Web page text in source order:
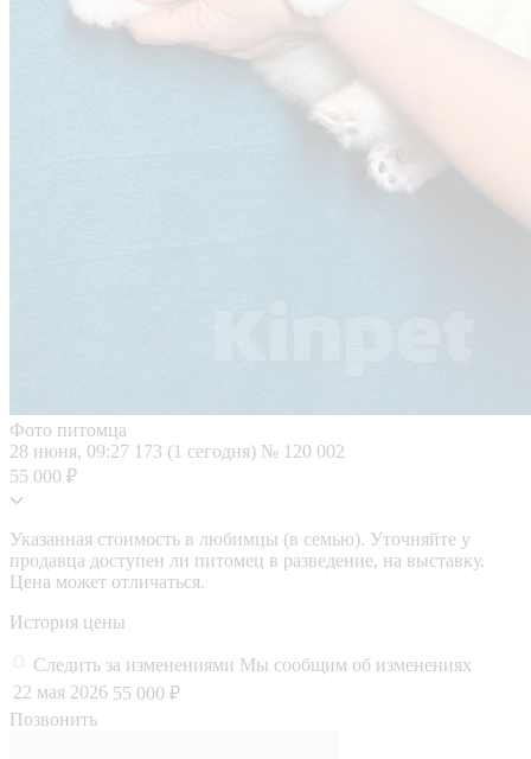
Фото питомца
28 июня, 09:27 173 (1 сегодня) № 120 002
55 000 ₽
Указанная стоимость в любимцы (в семью). Уточняйте у
продавца доступен ли питомец в разведение, на выставку.
Цена может отличаться.
История цены
Следить за изменениями Мы сообщим об изменениях
22 мая 2026 55 000 ₽
Позвонить